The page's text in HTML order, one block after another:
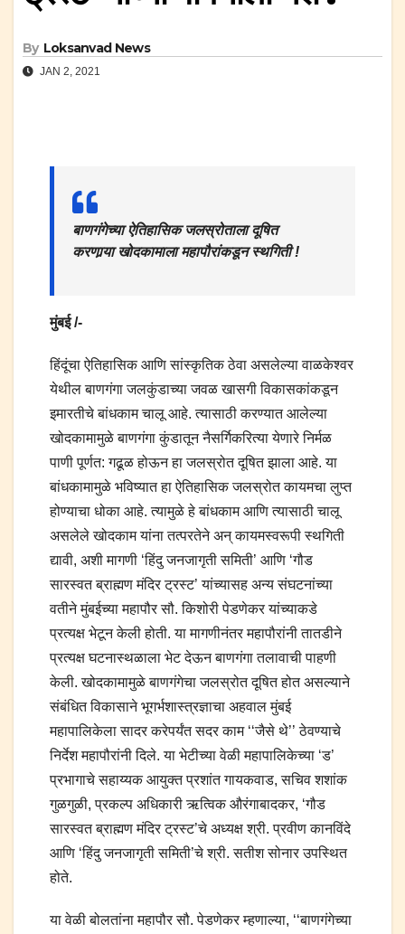
By Loksanvad News
JAN 2, 2021
बाणगंगेच्या ऐतिहासिक जलस्रोताला दूषित
करणार्‍या खोदकामाला महापौरांकडून स्थगिती !
मुंबई /-
हिंदूंचा ऐतिहासिक आणि सांस्कृतिक ठेवा असलेल्या वाळकेश्‍वर
येथील बाणगंगा जलकुंडाच्या जवळ खासगी विकासकांकडून
इमारतीचे बांधकाम चालू आहे. त्यासाठी करण्यात आलेल्या
खोदकामामुळे बाणगंगा कुंडातून नैसर्गिकरित्या येणारे निर्मळ
पाणी पूर्णत: गढूळ होऊन हा जलस्रोत दूषित झाला आहे. या
बांधकामामुळे भविष्यात हा ऐतिहासिक जलस्रोत कायमचा लुप्त
होण्याचा धोका आहे. त्यामुळे हे बांधकाम आणि त्यासाठी चालू
असलेले खोदकाम यांना तत्परतेने अन् कायमस्वरूपी स्थगिती
द्यावी, अशी मागणी ‘हिंदु जनजागृती समिती’ आणि ‘गौड
सारस्वत ब्राह्मण मंदिर ट्रस्ट’ यांच्यासह अन्य संघटनांच्या
वतीने मुंबईच्या महापौर सौ. किशोरी पेडणेकर यांच्याकडे
प्रत्यक्ष भेटून केली होती. या मागणीनंतर महापौरांनी तातडीने
प्रत्यक्ष घटनास्थळाला भेट देऊन बाणगंगा तलावाची पाहणी
केली. खोदकामामुळे बाणगंगेचा जलस्रोत दूषित होत असल्याने
संबंधित विकासाने भूगर्भशास्त्रज्ञाचा अहवाल मुंबई
महापालिकेला सादर करेपर्यंत सदर काम ‘‘जैसे थे’’ ठेवण्याचे
निर्देश महापौरांनी दिले. या भेटीच्या वेळी महापालिकेच्या ‘ड’
प्रभागाचे सहाय्यक आयुक्त प्रशांत गायकवाड, सचिव शशांक
गुळगुळी, प्रकल्प अधिकारी ऋत्विक औरंगाबादकर, ‘गौड
सारस्वत ब्राह्मण मंदिर ट्रस्ट’चे अध्यक्ष श्री. प्रवीण कानविंदे
आणि ‘हिंदु जनजागृती समिती’चे श्री. सतीश सोनार उपस्थित
होते.
या वेळी बोलतांना महापौर सौ. पेडणेकर म्हणाल्या, ‘‘बाणगंगेच्या